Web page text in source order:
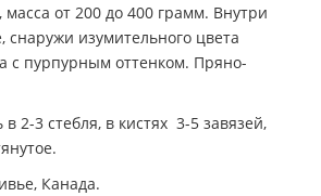
от 200 до 400 грамм. Внутри
снаружи изумительного цвета
с пурпурным оттенком. Пряно-
2-3 стебля, в кистях 3-5 завязей,
Канада.